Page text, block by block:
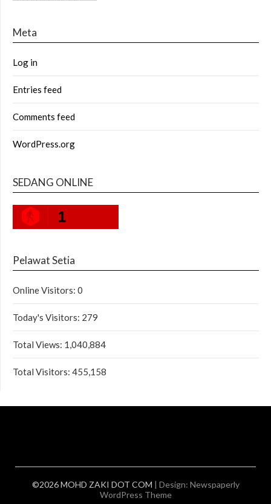
Meta
Log in
Entries feed
Comments feed
WordPress.org
SEDANG ONLINE
1
Pelawat Setia
Online Visitors: 0
Today's Visitors: 279
Total Views: 1,040,884
Total Visitors: 455,158
©2026 MOHD ZAKI DOT COM | Design: Newspaperly
WordPress Theme